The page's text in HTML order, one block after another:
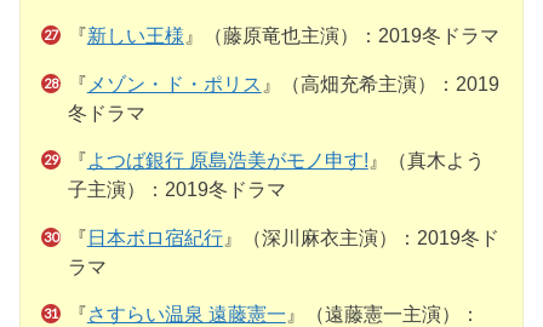
『新しい王様 』（藤原竜也主演）：2019冬ドラマ
『 メゾン・ド・ポリス 』（高畑充希主演）：2019
冬ドラマ
『よつば銀行 原島浩美がモノ申す! 』（真木よう
子主演）：2019冬ドラマ
『 日本ボロ宿紀行』（深川麻衣主演）：2019冬ド
ラマ
『さすらい温泉 遠藤憲一 』（遠藤憲一主演）：